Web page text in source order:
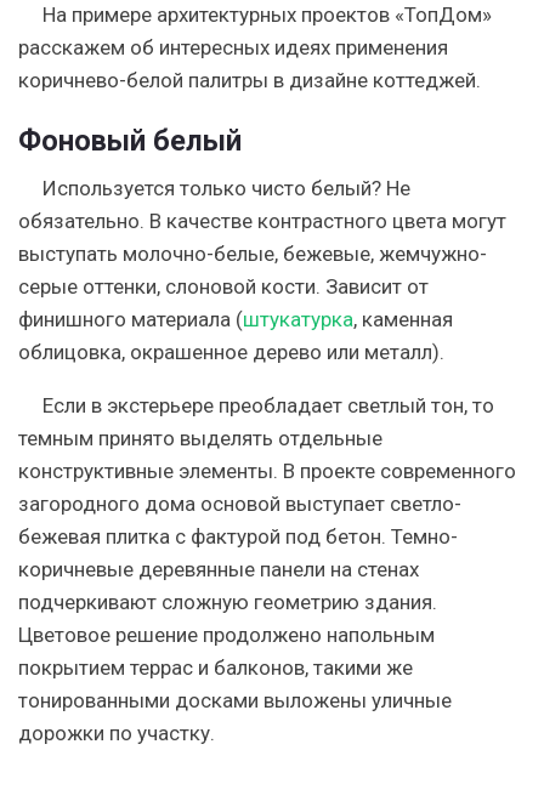
На примере архитектурных проектов «ТопДом»
расскажем об интересных идеях применения
коричнево-белой палитры в дизайне коттеджей.
Фоновый белый
Используется только чисто белый? Не
обязательно. В качестве контрастного цвета могут
выступать молочно-белые, бежевые, жемчужно-
серые оттенки, слоновой кости. Зависит от
финишного материала (штукатурка, каменная
облицовка, окрашенное дерево или металл).
Если в экстерьере преобладает светлый тон, то
темным принято выделять отдельные
конструктивные элементы. В проекте современного
загородного дома основой выступает светло-
бежевая плитка с фактурой под бетон. Темно-
коричневые деревянные панели на стенах
подчеркивают сложную геометрию здания.
Цветовое решение продолжено напольным
покрытием террас и балконов, такими же
тонированными досками выложены уличные
дорожки по участку.